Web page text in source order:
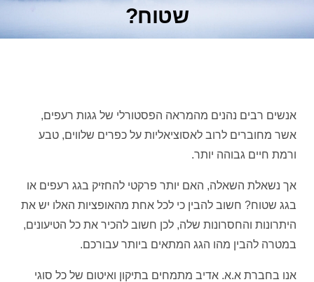
שטוח?
אנשים רבים נהנים מהמראה הפסטורלי של גגות רעפים,
אשר מחוברים לרוב לאסוציאליות על כפרים שלווים, טבע
ורמת חיים גבוהה יותר.
אך נשאלת השאלה, האם יותר פרקטי להחזיק בגג רעפים או
בגג שטוח? חשוב להבין כי לכל אחת מהאופציות האלו יש את
היתרונות והחסרונות שלה, לכן חשוב להכיר את כל הטיעונים,
במטרה להבין מהו הגג המתאים ביותר עבורכם.
אנו בחברת א.א. אדיב מתמחים בתיקון ואיטום של כל סוגי